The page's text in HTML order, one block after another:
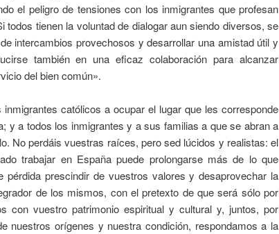
el peligro de tensiones con los inmigrantes que profesan
todos tienen la voluntad de dialogar aun siendo diversos, se
intercambios provechosos y desarrollar una amistad útil y
también en una eficaz colaboración para alcanzar
del bien común».
católicos a ocupar el lugar que les corresponde
y a todos los inmigrantes y a sus familias a que se abran a
No perdáis vuestras raíces, pero sed lúcidos y realistas: el
trabajar en España puede prolongarse más de lo que
pérdida prescindir de vuestros valores y desaprovechar la
de los mismos, con el pretexto de que será sólo por
con vuestro patrimonio espiritual y cultural y, juntos, por
nuestros orígenes y nuestra condición, respondamos a la